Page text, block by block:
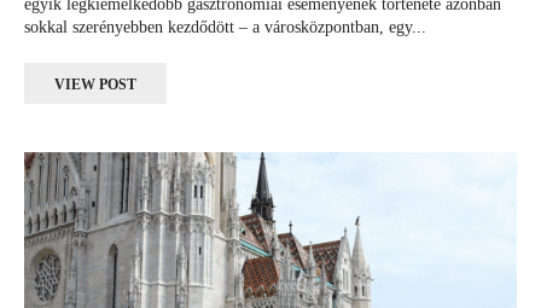
egyik legkiemelkedőbb gasztronómiai eseményének története azonban
sokkal szerényebben kezdődött – a városközpontban, egy...
VIEW POST